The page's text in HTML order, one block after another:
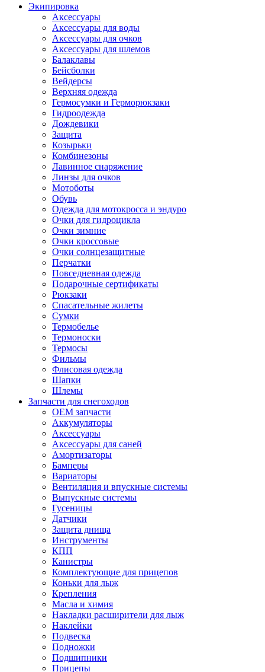
Экипировка
Аксессуары
Аксессуары для воды
Аксессуары для очков
Аксессуары для шлемов
Балаклавы
Бейсболки
Вейдерсы
Верхняя одежда
Гермосумки и Герморюкзаки
Гидроодежда
Дождевики
Защита
Козырьки
Комбинезоны
Лавинное снаряжение
Линзы для очков
Мотоботы
Обувь
Одежда для мотокросса и эндуро
Очки для гидроцикла
Очки зимние
Очки кроссовые
Очки солнцезащитные
Перчатки
Повседневная одежда
Подарочные сертификаты
Рюкзаки
Спасательные жилеты
Сумки
Термобелье
Термоноски
Термосы
Фильмы
Флисовая одежда
Шапки
Шлемы
Запчасти для снегоходов
OEM запчасти
Аккумуляторы
Аксессуары
Аксессуары для саней
Амортизаторы
Бамперы
Вариаторы
Вентиляция и впускные системы
Выпускные системы
Гусеницы
Датчики
Защита днища
Инструменты
КПП
Канистры
Комплектующие для прицепов
Коньки для лыж
Крепления
Масла и химия
Накладки расширители для лыж
Наклейки
Подвеска
Подножки
Подшипники
Прицепы